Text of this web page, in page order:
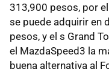
313,900 pesos, por
se puede adquirir en
pesos, y el s Grand
el MazdaSpeed3 la
buena alternativa al